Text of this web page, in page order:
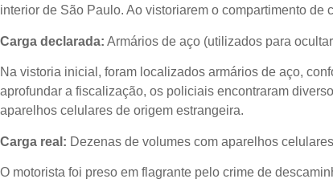
interior de São Paulo. Ao vistoriarem o compartimento de
Carga declarada: Armários de aço (utilizados para
Na vistoria inicial, foram localizados armários de aço,
aprofundar a fiscalização, os policiais encontraram
aparelhos celulares de origem estrangeira.
Carga real: Dezenas de volumes com aparelhos
O motorista foi preso em flagrante pelo crime de